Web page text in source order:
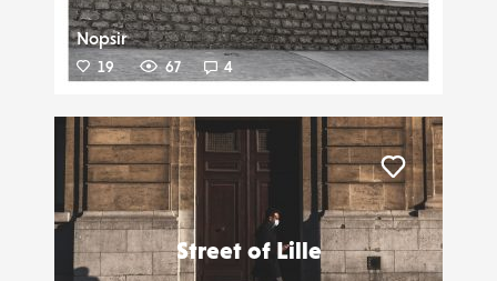
Nopsir
19 67 4
Street of Lille
Liker